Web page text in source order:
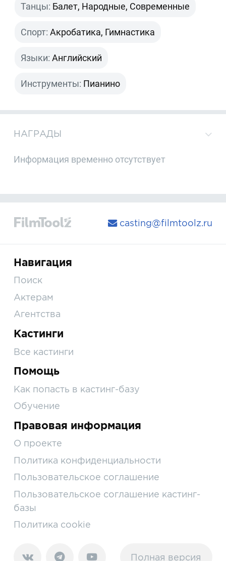
Танцы: Балет, Народные, Современные
Спорт: Акробатика, Гимнастика
Языки: Английский
Инструменты: Пианино
НАГРАДЫ
Информация временно отсутствует
casting@filmtoolz.ru
Навигация
Поиск
Актерам
Агентства
Кастинги
Все кастинги
Помощь
Как попасть в кастинг-базу
Обучение
Правовая информация
О проекте
Политика конфиденциальности
Пользовательское соглашение
Пользовательское соглашение кастинг-
базы
Политика cookie
Полная версия